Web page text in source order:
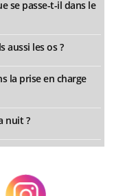
se passe-t-il dans le
aussi les os ?
la prise en charge
nuit ?